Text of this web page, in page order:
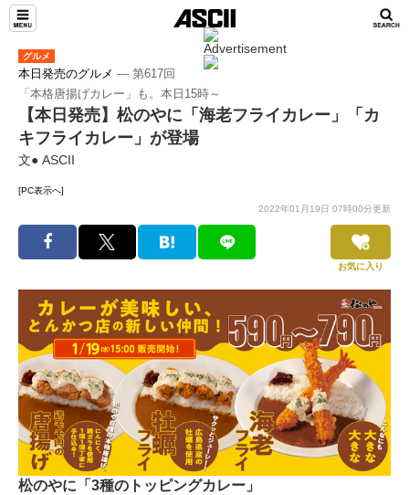
グルメ
本日発売のグルメ ― 第617回
「本格唐揚げカレー」も。本日15時～
【本日発売】松のやに「海老フライカレー」「カ
キフライカレー」が登場
文● ASCII
[PC表示へ]
2022年01月19日 07時00分更新
お気に入り
松のやに「3種のトッピングカレー」